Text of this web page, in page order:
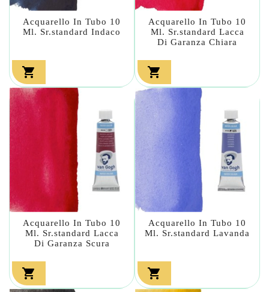
Acquarello In Tubo 10
Ml. Sr.standard Indaco

Acquarello In Tubo 10
Ml. Sr.standard Lacca
Di Garanza Chiara

Acquarello In Tubo 10
Ml. Sr.standard Lacca
Di Garanza Scura

Acquarello In Tubo 10
Ml. Sr.standard Lavanda
